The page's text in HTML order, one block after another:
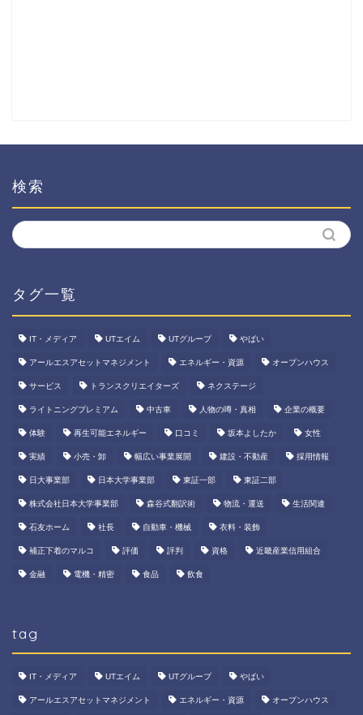
検索
タグ一覧
IT・メディア UTエイム UTグループ やばい
アールエスアセットマネジメント エネルギー・資源 オープンハウス
サービス トランスクリエイターズ ネクステージ
ライトニングプレミアム 中古車 人物の噂・真相 企業の概要
体験 再生可能エネルギー 口コミ 坂本よしたか 女性
実績 小売・卸 幅広い事業展開 建設・不動産 採用情報
日大事業部 日本大学事業部 東証一部 東証二部
株式会社日本大学事業部 森谷式翻訳術 物流・運送 生活関連
石友ホーム 社長 自動車・機械 衣料・装飾
補正下着のマルコ 評価 評判 資格 近畿産業信用組合
金融 電機・精密 食品 飲食
tag
IT・メディア UTエイム UTグループ やばい
アールエスアセットマネジメント エネルギー・資源 オープンハウス